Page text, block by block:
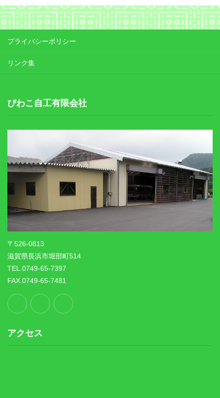
プライバシーポリシー
リンク集
びわこ自工有限会社
〒526-0813
滋賀県長浜市堀部町514
TEL.0749-65-7397
FAX.0749-65-7481
アクセス